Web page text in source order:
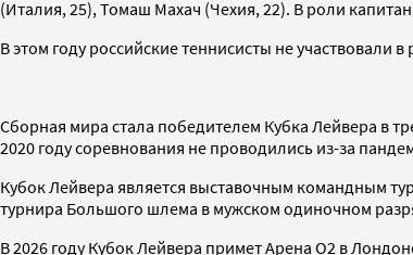
(Италия, 25), Томаш Махач (Чехия, 22). В роли
В этом году российские теннисисты не участвовали
Сборная мира стала победителем Кубка Лейвера в
2020 году соревнования не проводились из-за
Кубок Лейвера является выставочным командным
турнира Большого шлема в мужском одиночном
В 2026 году Кубок Лейвера примет Арена O2 в